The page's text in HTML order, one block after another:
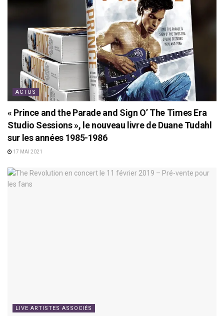
ACTUS
« Prince and the Parade and Sign O’ The Times Era
Studio Sessions », le nouveau livre de Duane Tudahl
sur les années 1985-1986
17 MAI 2021
LIVE ARTISTES ASSOCIÉS